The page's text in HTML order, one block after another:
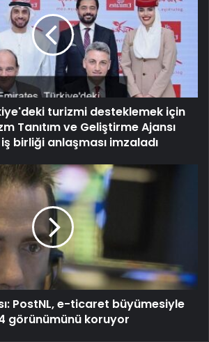
turizmi desteklemek için
Tanıtım ve Geliştirme Ajansı
birliği anlaşması imzaladı
PostNL, e-ticaret büyümesiyle
görünümünü koruyor